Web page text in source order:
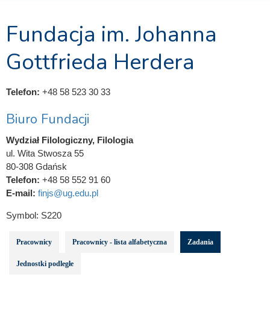
Fundacja im. Johanna
Gottfrieda Herdera
Telefon: +48 58 523 30 33
Biuro Fundacji
Wydział Filologiczny, Filologia
ul. Wita Stwosza 55
80-308 Gdańsk
Telefon: +48 58 552 91 60
E-mail: finjs@ug.edu.pl
Symbol: S220
Pracownicy Pracownicy - lista alfabetyczna Zadania
Jednostki podległe